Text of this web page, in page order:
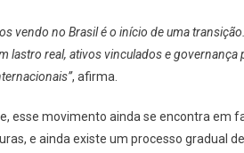
vendo no Brasil é o início de uma
lastro real, ativos vinculados e
, afirma.
esse movimento ainda se encontra em
e ainda existe um processo gradual